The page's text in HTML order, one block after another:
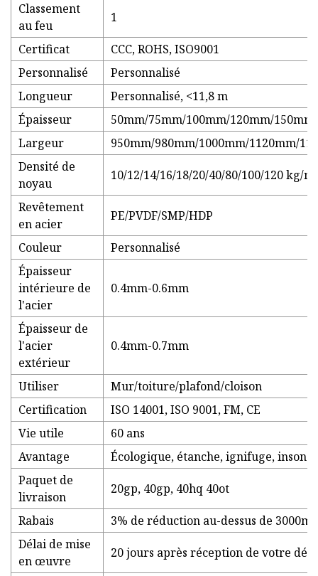
Classement
au feu
1
Certificat
CCC, ROHS, ISO9001
Personnalisé
Personnalisé
Longueur
Personnalisé, <11,8 m
Épaisseur
50mm/75mm/100mm/120mm/
Largeur
950mm/980mm/1000mm/1120mm/
Densité de
noyau
10/12/14/16/18/20/40/80/100/120 kg/
Revêtement
en acier
PE/PVDF/SMP/HDP
Couleur
Personnalisé
Épaisseur
intérieure de
l'acier
0.4mm-0.6mm
Épaisseur de
l'acier
extérieur
0.4mm-0.7mm
Utiliser
Mur/toiture/plafond/cloison
Certification
ISO 14001, ISO 9001, FM, CE
Vie utile
60 ans
Avantage
Écologique, étanche, ignifuge,
Paquet de
livraison
20gp, 40gp, 40hq 40ot
Rabais
3% de réduction au-dessus de 3000m2
Délai de mise
en œuvre
20 jours après réception de votre